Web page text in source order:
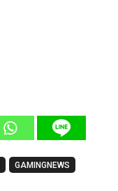
GAMINGNEWS